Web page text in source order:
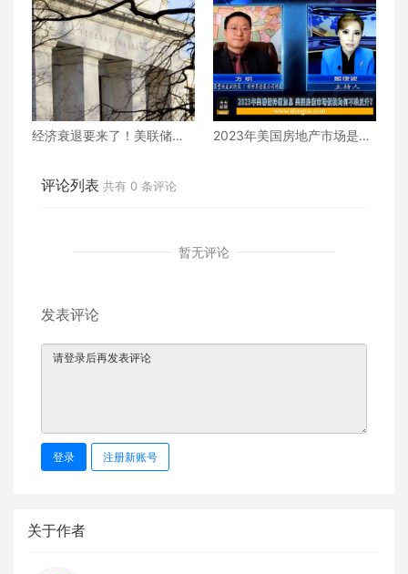
经济衰退要来了！美联储可
2023年美国房地产市场是否
评论列表 共有 0 条评论
暂无评论
发表评论
登录 注册新账号
关于作者